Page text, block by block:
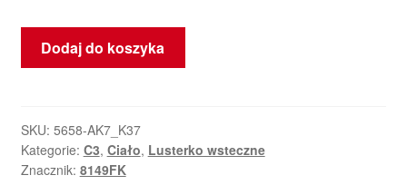
ilość
Prawe
Elektryczne
Citroën
C3
Dodaj do koszyka
SKU: 5658-AK7_K37
Kategorie: C3, Ciało, Lusterko wsteczne
Znacznik: 8149FK